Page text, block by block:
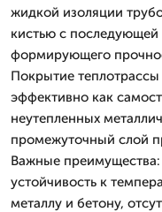
жидкой изоляции
кистью с
формирующего
Покрытие
эффективно как
неутепленных
промежуточный слой
Важные
устойчивость к
металлу и бетону,